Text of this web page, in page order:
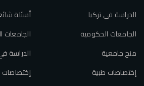
أسئلة
الدراسة في تركيا
الجامعات
الجامعات الحكومية
الدراسة
منح جامعية
إختصاصات طبية